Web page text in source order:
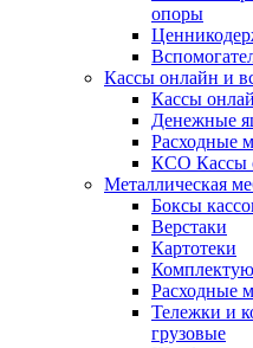
опоры
Кассы онлайн и
Кассы
Денежные
Расходные
КСО Кассы
Металлическая
Боксы
Верстаки
Картотеки
Расходные
Тележки и
грузовые